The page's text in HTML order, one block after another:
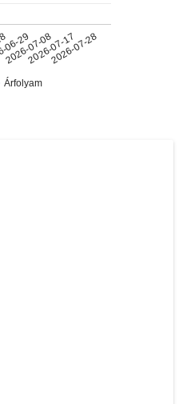
Árfolyam
29
2026-07-08
2026-07-17
2026-07-28